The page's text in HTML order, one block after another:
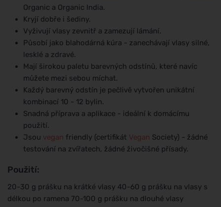
Organic a Organic India.
Kryjí dobře i šediny.
Vyživují vlasy zevnitř a zamezují lámání.
Působí jako blahodárná kúra - zanechávají vlasy silné,
lesklé a zdravé.
Mají širokou paletu barevných odstínů, které navíc
můžete mezi sebou míchat.
Každý barevný odstín je pečlivě vytvořen unikátní
kombinací 10 - 12 bylin.
Snadná příprava a aplikace - ideální k domácímu
použití.
Jsou vegan friendly (certifikát Vegan Society) - žádné
testování na zvířatech, žádné živočišné přísady.
Použití:
20-30 g prášku na krátké vlasy 40-60 g prášku na vlasy s
délkou po ramena 70-100 g prášku na dlouhé vlasy